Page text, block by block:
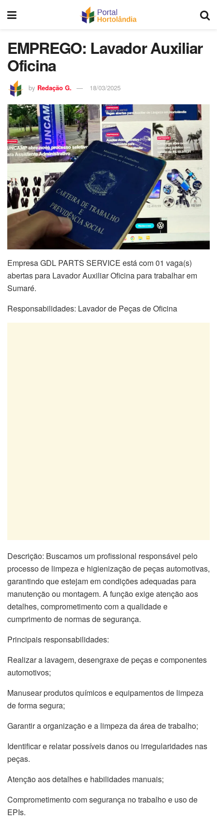
EMPREGO: Lavador Auxiliar
Oficina
by Redação G. 18/03/2025
Empresa GDL PARTS SERVICE está com 01 vaga(s)
abertas para Lavador Auxiliar Oficina para trabalhar em
Sumaré.
Responsabilidades: Lavador de Peças de Oficina
Descrição: Buscamos um profissional responsável pelo
processo de limpeza e higienização de peças automotivas,
garantindo que estejam em condições adequadas para
manutenção ou montagem. A função exige atenção aos
detalhes, comprometimento com a qualidade e
cumprimento de normas de segurança.
Principais responsabilidades:
Realizar a lavagem, desengraxe de peças e componentes
automotivos;
Manusear produtos químicos e equipamentos de limpeza
de forma segura;
Garantir a organização e a limpeza da área de trabalho;
Identificar e relatar possíveis danos ou irregularidades nas
peças.
Atenção aos detalhes e habilidades manuais;
Comprometimento com segurança no trabalho e uso de
EPIs.